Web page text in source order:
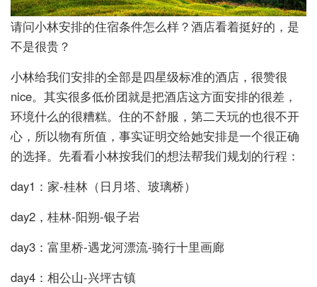
请问小林安排的住宿条件怎么样？酒店看着挺好的，是
不是很贵？
小林给我们安排的全部是四星级标准的酒店，很赞很
nice。其实很多低价团就是把酒店这方面安排的很差，
环境什么的很糟糕。住的不舒服，第二天玩的也很不开
心，所以物有所值，事实证明交给她安排是一个很正确
的选择。先看看小林按我们的想法帮我们规划的行程：
day1：家-桂林（日月塔、玻璃桥）
day2，桂林-阳朔-银子岩
day3：富里桥-遇龙河漂流-骑行十里画廊
day4：相公山-兴坪古镇